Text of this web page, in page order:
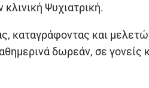
Ψυχιατρική.
καταγράφοντας και
δωρεάν, σε γονείς